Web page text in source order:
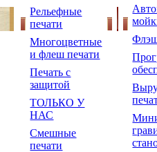
Рельефные
печати
Многоцветные
и флеш печати
Печать с
защитой
ТОЛЬКО У
НАС
Смешные
печати